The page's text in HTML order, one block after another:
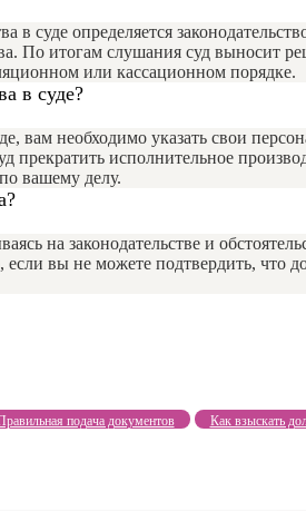
суде определяется
По итогам слушания суд выносит
или кассационном порядке.
в суде?
вам необходимо указать свои
прекратить исполнительное
вашему делу.
на законодательстве и
вы не можете подтвердить,
подача документов Как взыскать